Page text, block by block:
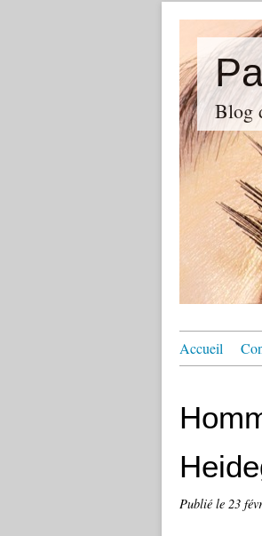
Blog
Accueil
Publié le 23